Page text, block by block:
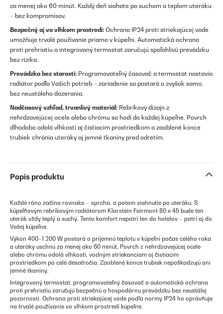
za menej ako 60 minút. Každý deň siahate po suchom a teplom uteráku
– bez kompromisov.
Bezpečný aj vo vlhkom prostredí: Ochrana IP24 proti striekajúcej vode
umožňuje trvalé používanie priamo v kúpeľni. Automatická ochrana
proti prehriatiu a integrovaný termostat zaručujú spoľahlivú prevádzku
bez rizika.
Prevádzka bez starostí: Programovateľný časovač a termostat nastavia
radiátor podľa Vašich potrieb – zariadenie sa postará o zvyšok samo,
bez neustáleho dozerania.
Nadčasový vzhľad, trvanlivý materiál: Rebríkový dizajn z
nehrdzavejúcej ocele alebo chrómu sa hodí do každej kúpeľne. Povrch
dlhodobo odolá vlhkosti aj čistiacim prostriedkom a zaoblené konce
trubiek chránia uteráky aj jemné tkaniny pred odretím.
Popis produktu
Každé ráno začína rovnako – sprcha, a potom siahnutie po uteráku. S
kúpeľňovým rebríkovým radiátorom Klarstein Fairmont 80 x 45 bude ten
uterák vždy teplý a suchý. Tento komfort nepatrí len do hotelov – patrí aj do
Vašej kúpeľne.
Výkon 400–1 200 W postará o príjemnú teplotu v kúpeľni počas celého roka
a uteráky uschnú za menej ako 60 minút. Povrch z nehrdzavejúcej ocele
alebo chrómu odolá vlhkosti, vodným striekanciam aj čistiacim
prostriedkom po celé desaťročia. Zaoblené konce trubiek nepoškodzujú ani
jemné tkaniny.
Integrovaný termostat, programovateľný časovač a automatická ochrana
proti prehriatiu zaručujú bezpečnú a hospodárnu prevádzku bez neustálej
pozornosti. Ochrana proti striekajúcej vode podľa normy IP24 ho oprávňuje
na trvalé používanie vo vlhkom prostredí kúpeľne.